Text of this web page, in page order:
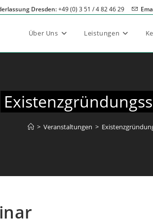
Dresden:+49 (0) 3 51 / 4 82 46 29
Über Uns Leistungen
> Veranstaltungen >